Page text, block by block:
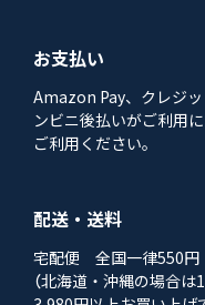
お支払い
Amazon Pay、クレジ
ンビニ後払いがご利用
ご利用ください。
配送・送料
宅配便 全国一律550円
（北海道・沖縄の場合は